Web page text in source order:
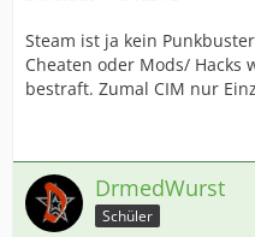
Steam ist ja kein
Cheaten oder Mods/ Hacks
bestraft. Zumal CIM nur
DrmedWurst
Schüler